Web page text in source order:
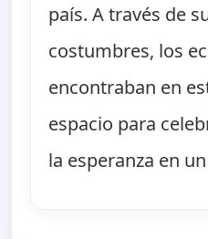
país. A través de
costumbres, los
encontraban en
espacio para
la esperanza en